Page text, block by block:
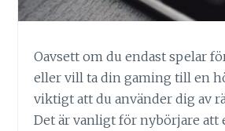
Oavsett om du endast spelar
eller vill ta din gaming till en
viktigt att du använder dig av
Det är vanligt för nybörjare att